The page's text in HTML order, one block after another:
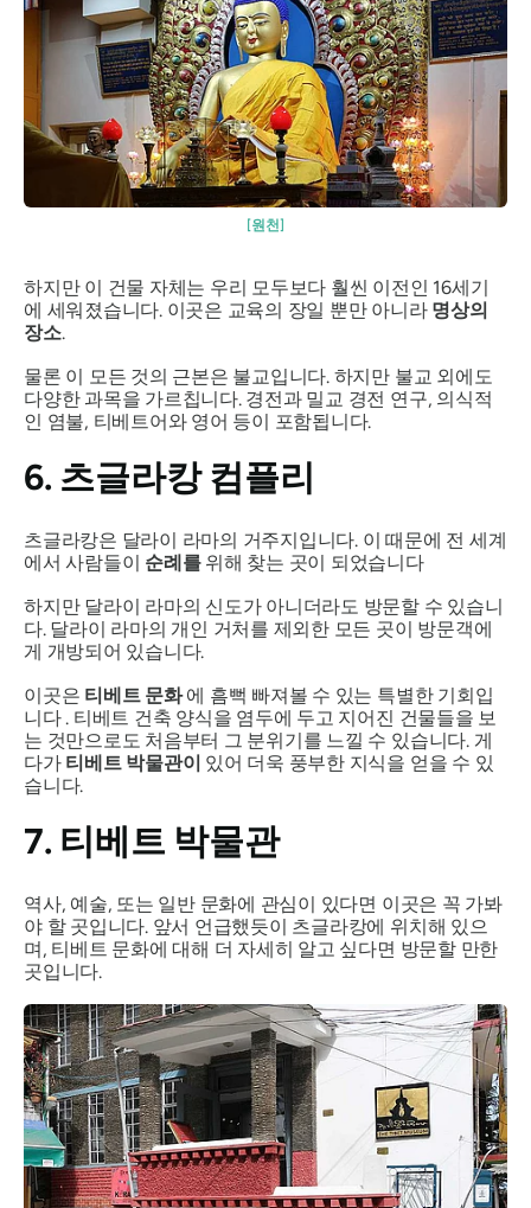
[원천]
하지만 이 건물 자체는 우리 모두보다 훨씬 이전인 16세기
에 세워졌습니다. 이곳은 교육의 장일 뿐만 아니라 명상의
장소.
물론 이 모든 것의 근본은 불교입니다. 하지만 불교 외에도
다양한 과목을 가르칩니다. 경전과 밀교 경전 연구, 의식적
인 염불, 티베트어와 영어 등이 포함됩니다.
6. 츠글라캉 컴플리
츠글라캉은 달라이 라마의 거주지입니다. 이 때문에 전 세계
에서 사람들이 순례를위해 찾는 곳이 되었습니다
하지만 달라이 라마의 신도가 아니더라도 방문할 수 있습니
다. 달라이 라마의 개인 거처를 제외한 모든 곳이 방문객에
게 개방되어 있습니다.
이곳은 티베트 문화에 흠뻑 빠져볼 수 있는 특별한 기회입
니다 . 티베트 건축 양식을 염두에 두고 지어진 건물들을 보
는 것만으로도 처음부터 그 분위기를 느낄 수 있습니다. 게
다가 티베트 박물관이 있어 더욱 풍부한 지식을 얻을 수 있
습니다.
7. 티베트 박물관
역사, 예술, 또는 일반 문화에 관심이 있다면 이곳은 꼭 가봐
야 할 곳입니다. 앞서 언급했듯이 츠글라캉에 위치해 있으
며, 티베트 문화에 대해 더 자세히 알고 싶다면 방문할 만한
곳입니다.